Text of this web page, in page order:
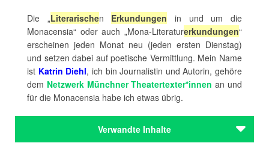
Die „Literarischen Erkundungen in und um die
Monacensia“ oder auch „Mona-Literaturerkundungen“
erscheinen jeden Monat neu (jeden ersten Dienstag)
und setzen dabei auf poetische Vermittlung. Mein Name
ist Katrin Diehl, ich bin Journalistin und Autorin, gehöre
dem Netzwerk Münchner Theatertexter*innen an und
für die Monacensia habe ich etwas übrig.
Verwandte Inhalte